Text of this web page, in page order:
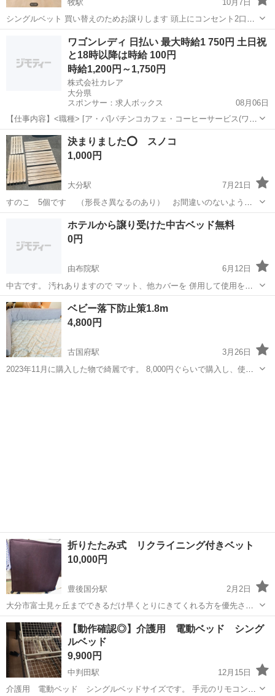
牧駅
10月7日
シングルベット 買い替えのためお譲りします 頭上にコンセント2口あ
ります！ 分解してのお渡しになります。 取りに来ていただける方に限
ります。 ノークレーム、ノーリターンでよろしくお願いいたします ...
牧駅 ベッド ベット
ワゴンレディ 日払い 最大時給1 750円 土日祝
と18時以降は時給 100円
時給1,200円～1,750円
株式会社カレア
大分県
スポンサー：求人ボックス
08月06日
【仕事内容】<職種> [ア・パ]パチンコカフェ・コーヒーサービス(ワゴ
ン・レディ) <雇用形態> アルバイト・パート <給与> [ア・パ]時給
1,200円～1,750円 交通費:一部支給 上限15,000円(1日辺りの上限は
500...
アルバイト・パート
決まりました⭕️ スノコ
1,000円
大分駅
7月21日
すのこ 5個です （形長さ異なるのあり） お間違いのないように
写真にて
ベッド スノコ
ホテルから譲り受けた中古ベッド無料
0円
由布院駅
6月12日
中古です。 汚れありますので マット、他カバーを 併用して使用をお
勧めします。 数量が20近くありますので これから民泊、民宿、開業の
方は おすすめです。 引き取り限定ですが積み込みお手伝いします。
大分 由布市 由布院駅 ベッド
ベビー落下防止策1.8m
4,800円
古国府駅
3月26日
2023年11月に購入した物で綺麗です。 8,000円ぐらいで購入し、使用
折りたたみ式 リクライニング付きベット
10,000円
豊後国分駅
2月2日
大分市富士見ヶ丘までできるだけ早くとりにきてくれる方を優先させ
ていただきます。 よろしくおねがいします。
大分 大分市 豊後国分駅 ベッド ベット
【動作確認◎】介護用 電動ベッド シング
ルベッド
9,900円
中判田駅
12月15日
介護用 電動ベッド シングルベッドサイズです。 手元のリモコンで